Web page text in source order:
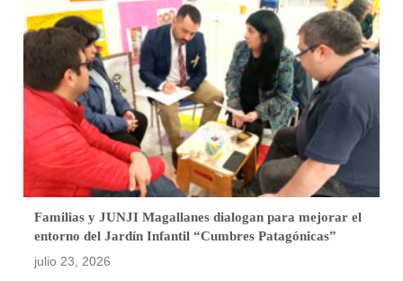
Familias y JUNJI Magallanes dialogan para mejorar el
entorno del Jardín Infantil “Cumbres Patagónicas”
julio 23, 2026